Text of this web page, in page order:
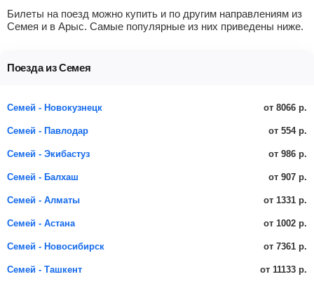
Билеты на поезд можно купить и по другим направлениям из
Семея и в Арыс. Самые популярные из них приведены ниже.
Поезда из Семея
Семей - Новокузнецк от 8066 р.
Семей - Павлодар от 554 р.
Семей - Экибастуз от 986 р.
Семей - Балхаш от 907 р.
Семей - Алматы от 1331 р.
Семей - Астана от 1002 р.
Семей - Новосибирск от 7361 р.
Семей - Ташкент от 11133 р.